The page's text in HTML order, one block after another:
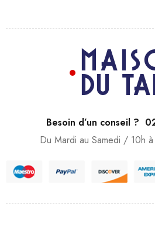
Besoin d’un conseil ?
Du Mardi au Samedi / 10h